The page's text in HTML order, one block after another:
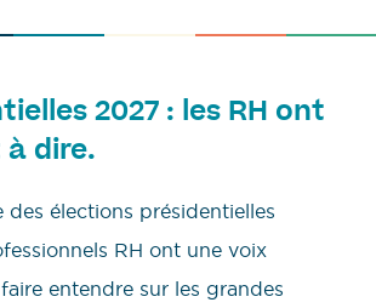
2027 : les RH ont
dire.
des élections présidentielles
RH ont une voix
entendre sur les grandes